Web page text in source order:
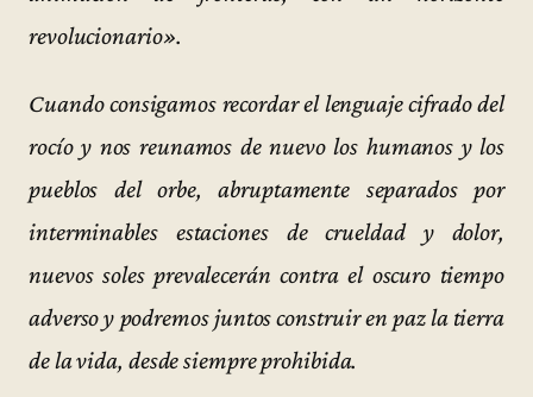
revolucionario».
Cuando consigamos recordar el lenguaje cifrado del
rocío y nos reunamos de nuevo los humanos y los
pueblos del orbe, abruptamente separados por
interminables estaciones de crueldad y dolor,
nuevos soles prevalecerán contra el oscuro tiempo
adverso y podremos juntos construir en paz la tierra
de la vida, desde siempre prohibida.